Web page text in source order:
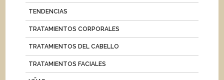
TENDENCIAS
TRATAMIENTOS CORPORALES
TRATAMIENTOS DEL CABELLO
TRATAMIENTOS FACIALES